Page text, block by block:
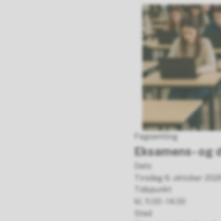
Fagsamling
Eksamens- og
Dato
Tirsdag 6. oktober
Tidspunkt
kl. 11.00 - 14.00
Sted